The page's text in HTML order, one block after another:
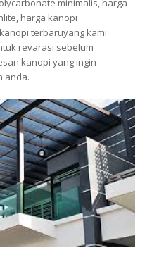
minimalis, harga
harga kanopi
terbaruyang kami
revarasi sebelum
kanopi yang ingin
anda.